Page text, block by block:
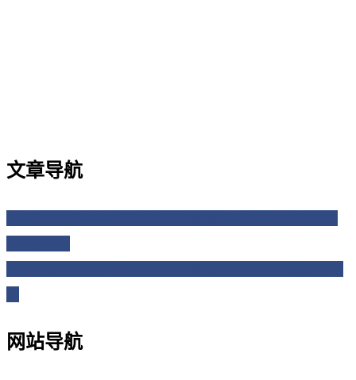
文章导航
网站导航